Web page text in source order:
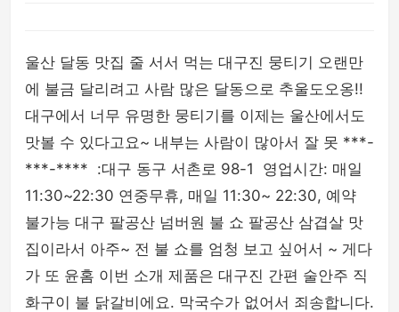
울산 달동 맛집 줄 서서 먹는 대구진 뭉티기 오랜만
에 불금 달리려고 사람 많은 달동으로 추울도오옹!!
대구에서 너무 유명한 뭉티기를 이제는 울산에서도
맛볼 수 있다고요~ 내부는 사람이 많아서 잘 못 ***-
***-**** ️ :대구 동구 서촌로 98-1 ︎ 영업시간: 매일
11:30~22:30 연중무휴, 매일 11:30~ 22:30, 예약
불가능 대구 팔공산 넘버원 불 쇼 팔공산 삼겹살 맛
집이라서 아주~ 전 불 쇼를 엄청 보고 싶어서 ~ 게다
가 또 윤홈 이번 소개 제품은 대구진 간편 술안주 직
화구이 불 닭갈비에요. 막국수가 없어서 죄송합니다.